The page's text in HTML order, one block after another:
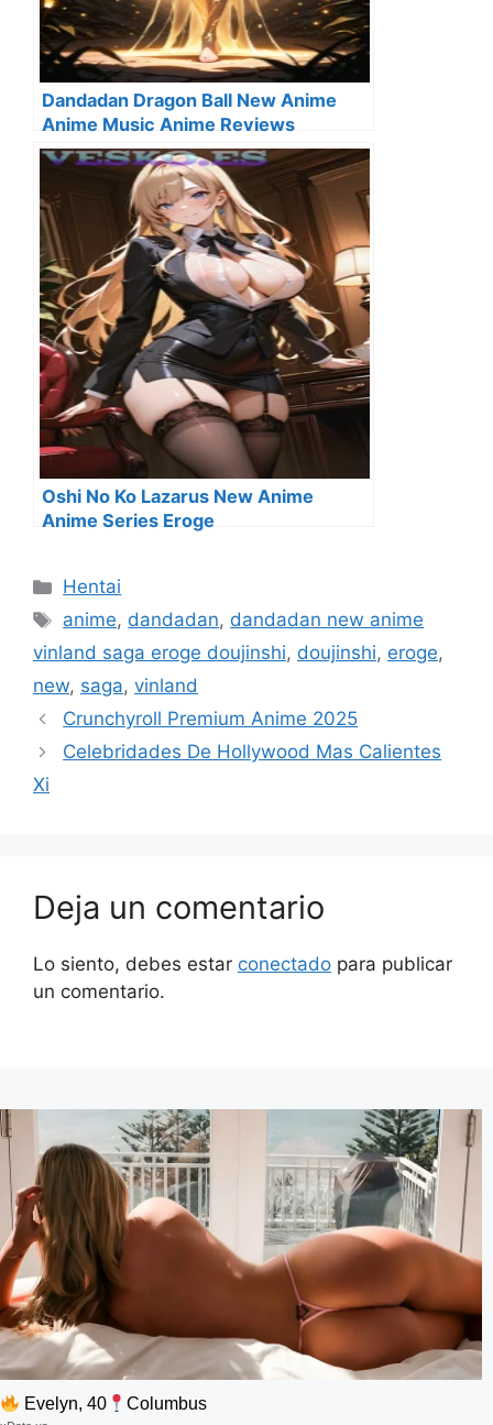
Dandadan Dragon Ball New Anime
Anime Music Anime Reviews
Oshi No Ko Lazarus New Anime
Anime Series Eroge
Categorías
Hentai
Etiquetas
anime, dandadan, dandadan new anime
vinland saga eroge doujinshi, doujinshi, eroge,
new, saga, vinland
Crunchyroll Premium Anime 2025
Celebridades De Hollywood Mas Calientes
Xi
Deja un comentario
Lo siento, debes estar conectado para publicar
un comentario.
Evelyn, 40 Columbus